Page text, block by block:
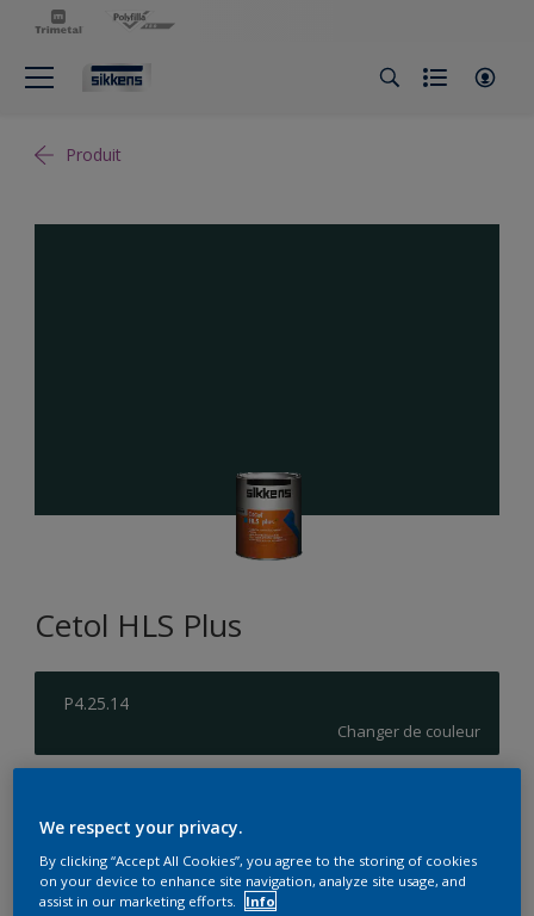
Produit
Cetol HLS Plus
P4.25.14
Changer de couleur
1L
Quantité Calculateur de peinture
We respect your privacy.
By clicking “Accept All Cookies”, you agree to the storing of cookies
on your device to enhance site navigation, analyze site usage, and
assist in our marketing efforts.
Info